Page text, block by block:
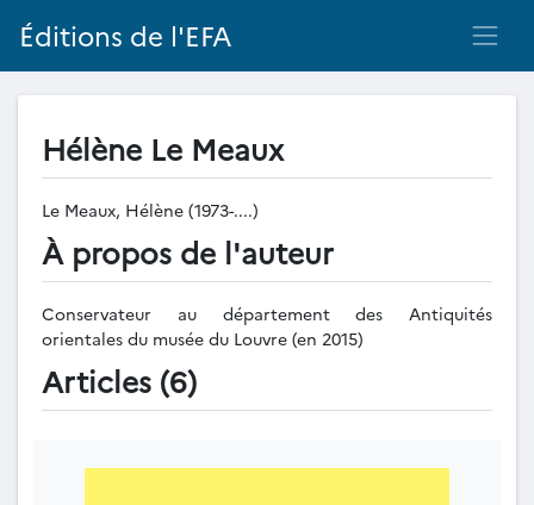
Éditions de l'EFA
Hélène Le Meaux
Le Meaux, Hélène (1973-....)
À propos de l'auteur
Conservateur au département des Antiquités
orientales du musée du Louvre (en 2015)
Articles (6)